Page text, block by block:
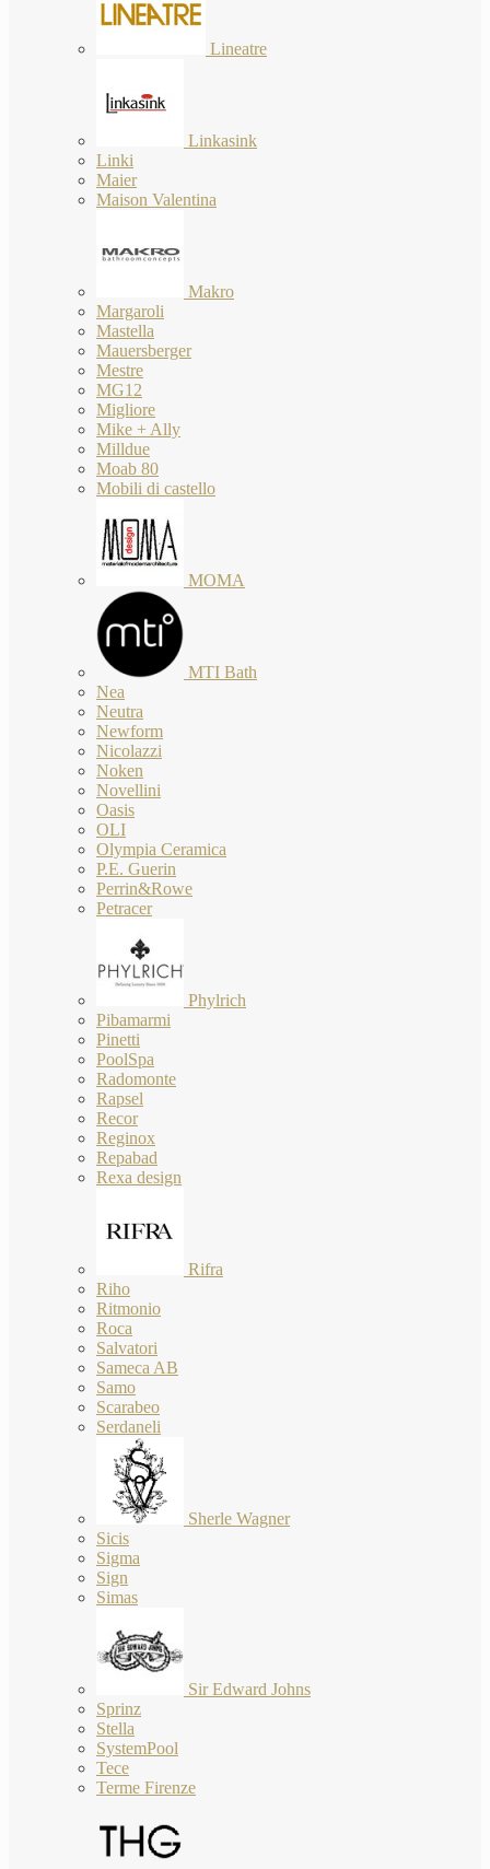
Lineatre
Linkasink
Linki
Maier
Maison Valentina
Makro
Margaroli
Mastella
Mauersberger
Mestre
MG12
Migliore
Mike + Ally
Milldue
Moab 80
Mobili di castello
MOMA
MTI Bath
Nea
Neutra
Newform
Nicolazzi
Noken
Novellini
Oasis
OLI
Olympia Ceramica
P.E. Guerin
Perrin&Rowe
Petracer
Phylrich
Pibamarmi
Pinetti
PoolSpa
Radomonte
Rapsel
Recor
Reginox
Repabad
Rexa design
Rifra
Riho
Ritmonio
Roca
Salvatori
Sameca AB
Samo
Scarabeo
Serdaneli
Sherle Wagner
Sicis
Sigma
Sign
Simas
Sir Edward Johns
Sprinz
Stella
SystemPool
Tece
Terme Firenze